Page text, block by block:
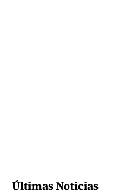
Últimas Noticias